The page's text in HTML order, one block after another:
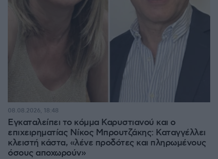
Εγκαταλείπει το κόμμα Καρυστιανού και ο
επιχειρηματίας Νίκος Μπρουτζάκης: Καταγγέλλει
κλειστή κάστα, «λένε προδότες και πληρωμένους
όσους αποχωρούν»
08.08.2026, 18:48